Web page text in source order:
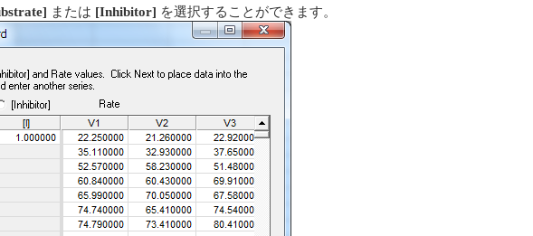
または [Inhibitor] を選択することができます。